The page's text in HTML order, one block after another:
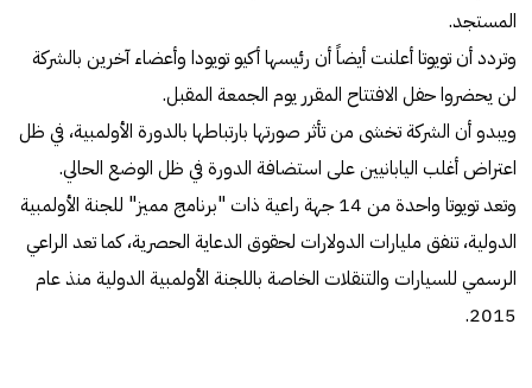
المستجد.
وتردد أن تويوتا أعلنت أيضاً أن رئيسها أكيو تويودا وأعضاء آخرين بالشركة
لن يحضروا حفل الافتتاح المقرر يوم الجمعة المقبل.
ويبدو أن الشركة تخشى من تأثر صورتها بارتباطها بالدورة الأولمبية، في ظل
اعتراض أغلب اليابانيين على استضافة الدورة في ظل الوضع الحالي.
وتعد تويوتا واحدة من 14 جهة راعية ذات "برنامج مميز" للجنة الأولمبية
الدولية، تنفق مليارات الدولارات لحقوق الدعاية الحصرية، كما تعد الراعي
الرسمي للسيارات والتنقلات الخاصة باللجنة الأولمبية الدولية منذ عام
2015.